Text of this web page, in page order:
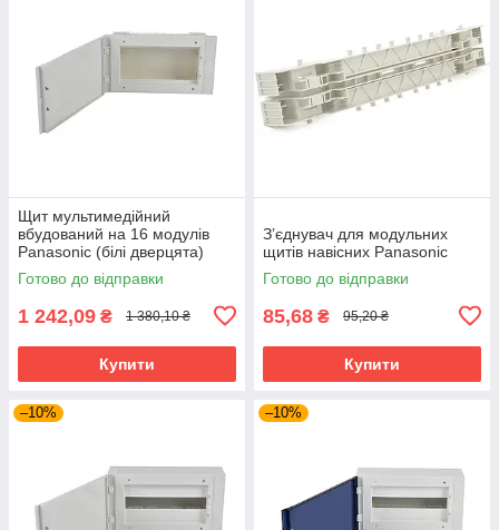
Щит мультимедійний
вбудований на 16 модулів
Panasonic (білі дверцята)
Готово до відправки
1 242,09 ₴ 1 380,10 ₴
Купити
Зʼєднувач для модульних
щитів навісних Panasonic
Готово до відправки
85,68 ₴ 95,20 ₴
Купити
–10% –10%